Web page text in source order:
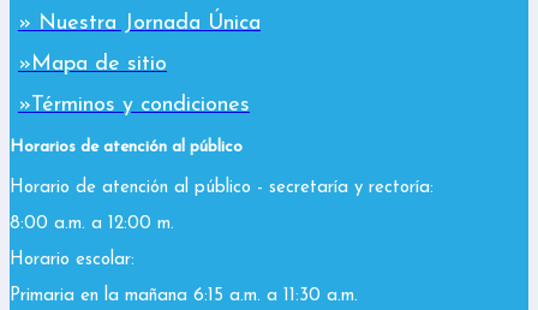
» Nuestra Jornada Única
»Mapa de sitio
»Términos y condiciones
Horarios de atención al público
Horario de atención al público - secretaría y rectoría:
8:00 a.m. a 12:00 m.
Horario escolar:
Primaria en la mañana 6:15 a.m. a 11:30 a.m.